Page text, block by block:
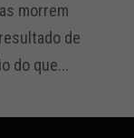
morrem
de
do que...